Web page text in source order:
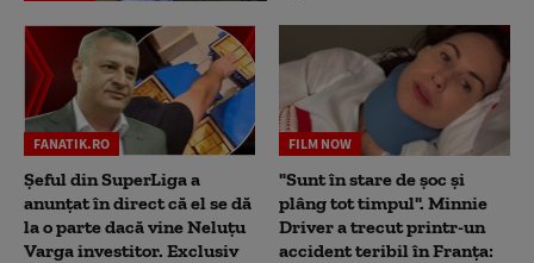
FANATIK.RO
Șeful din SuperLiga a
anunțat în direct că el se dă
la o parte dacă vine Neluțu
Varga investitor. Exclusiv
FILM NOW
"Sunt în stare de șoc și
plâng tot timpul". Minnie
Driver a trecut printr-un
accident teribil în Franța: